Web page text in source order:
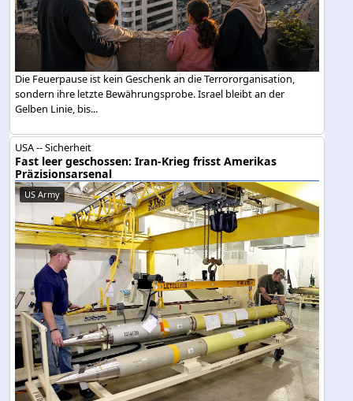
Die Feuerpause ist kein Geschenk an die Terrororganisation,
sondern ihre letzte Bewährungsprobe. Israel bleibt an der
Gelben Linie, bis...
USA -- Sicherheit
Fast leer geschossen: Iran-Krieg frisst Amerikas
Präzisionsarsenal
US Army